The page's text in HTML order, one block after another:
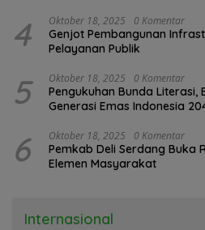
4 Oktober 18, 2025 0 Komentar
Genjot Pembangunan
Pelayanan Publik
5 Oktober 18, 2025 0 Komentar
Pengukuhan Bunda Literasi,
Generasi Emas Indonesia
6 Oktober 18, 2025 0 Komentar
Pemkab Deli Serdang Buka
Elemen Masyarakat
Internasional